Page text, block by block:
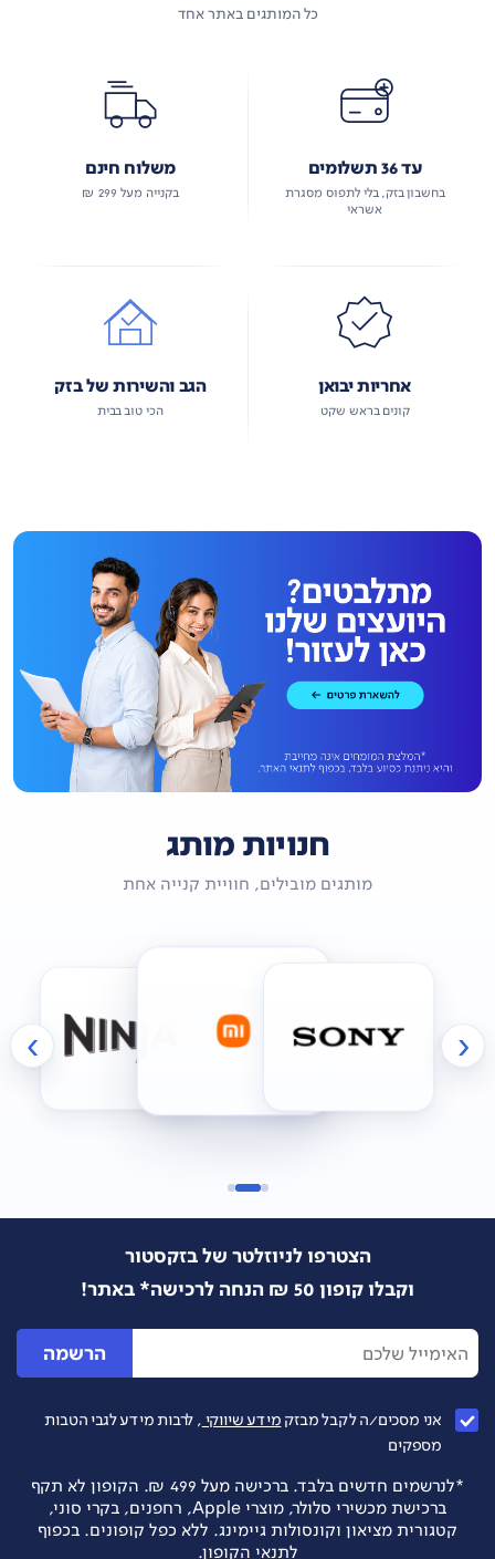
כל המותגים באתר אחד
עד 36 תשלומים
בחשבון בזק, בלי לתפוס מסגרת
אשראי
משלוח חינם
בקנייה מעל 299 ₪
אחריות יבואן
קונים בראש שקט
הגב והשירות של בזק
הכי טוב בבית
חנויות מותג
מותגים מובילים, חוויית קנייה אחת
‹
›
הצטרפו לניוזלטר של בזקסטור
וקבלו קופון 50 ₪ הנחה לרכישה* באתר!
הרשמה
אני מסכים/ה לקבל מבזק מידע שיווקי , לרבות מידע לגבי הטבות
מספקים
*לנרשמים חדשים בלבד. ברכישה מעל 499 ₪. הקופון לא תקף
ברכישת מכשירי סלולר, מוצרי Apple, רחפנים, בקרי סוני,
קטגורית מציאון וקונסולות גיימינג. ללא כפל קופונים. בכפוף
לתנאי הקופון.